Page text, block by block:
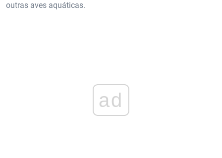
outras aves aquáticas.
ad